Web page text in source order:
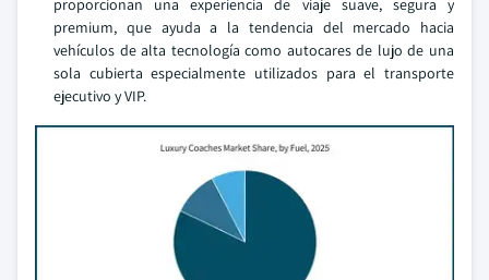
proporcionan una experiencia de viaje suave, segura y
premium, que ayuda a la tendencia del mercado hacia
vehículos de alta tecnología como autocares de lujo de una
sola cubierta especialmente utilizados para el transporte
ejecutivo y VIP.